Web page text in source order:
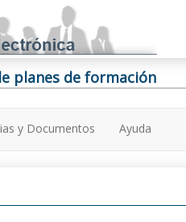
planes de formación
y Documentos Ayuda